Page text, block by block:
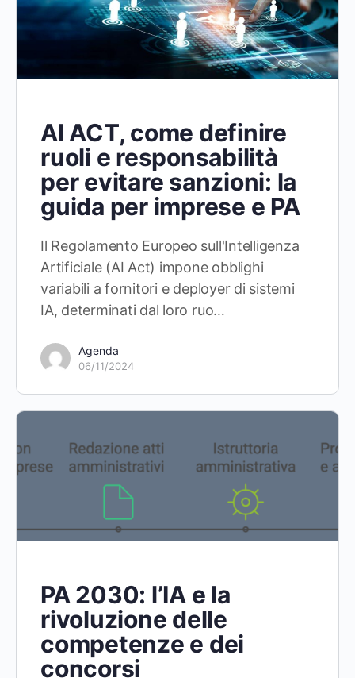
AI ACT, come definire
ruoli e responsabilità
per evitare sanzioni: la
guida per imprese e PA
Il Regolamento Europeo sull'Intelligenza
Artificiale (AI Act) impone obblighi
variabili a fornitori e deployer di sistemi
IA, determinati dal loro ruo…
Agenda
06/11/2024
PA 2030: l’IA e la
rivoluzione delle
competenze e dei
concorsi